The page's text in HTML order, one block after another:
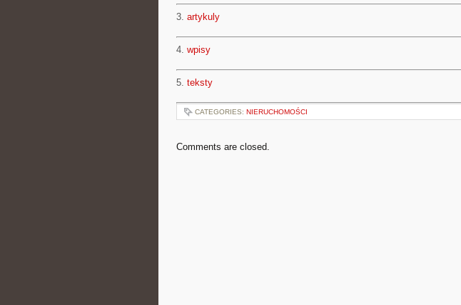
3. artykuly
4. wpisy
5. teksty
CATEGORIES: NIERUCHOMOŚCI
Comments are closed.